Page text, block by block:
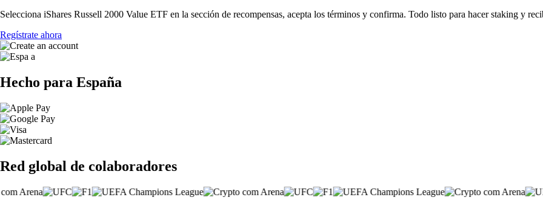
Selecciona iShares Russell 2000 Value ETF en la sección de recompensas, acepta los términos y confirma. Todo listo para hacer staking y
Regístrate ahora
Hecho para España
Red global de colaboradores